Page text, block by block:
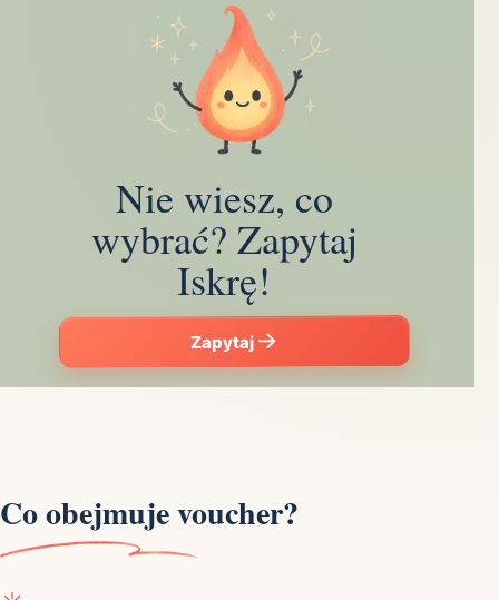
Nie wiesz, co
wybrać? Zapytaj
Iskrę!
Zapytaj
Co obejmuje voucher?